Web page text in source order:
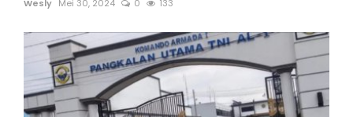
Wesly Mei 30, 2024 0 133